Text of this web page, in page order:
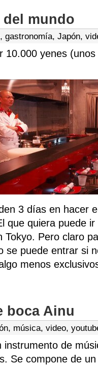
del mundo
, gastronomía, Japón,
10.000 yenes
3 días en hacer
que quiera puede
Tokyo. Pero claro
se puede entrar si
menos
boca Ainu
, música, video,
de
Se compone de